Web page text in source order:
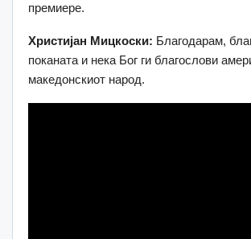
премиере.
Христијан Мицкоски: Благодарам,
поканата и нека Бог ги благослови
македонскиот народ.